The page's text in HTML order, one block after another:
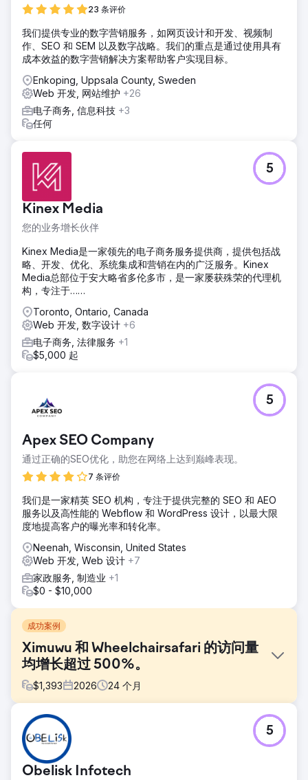
23 条评价
我们提供专业的数字营销服务，如网页设计和开发、视频制
作、SEO 和 SEM 以及数字战略。我们的重点是通过使用具有
成本效益的数字营销解决方案帮助客户实现目标。
Enkoping, Uppsala County, Sweden
Web 开发, 网站维护 +26
电子商务, 信息科技 +3
任何
Kinex Media
您的业务增长伙伴
5
Kinex Media是一家领先的电子商务服务提供商，提供包括战
略、开发、优化、系统集成和营销在内的广泛服务。Kinex
Media总部位于安大略省多伦多市，是一家屡获殊荣的代理机
构，专注于……
Toronto, Ontario, Canada
Web 开发, 数字设计 +6
电子商务, 法律服务 +1
$5,000 起
Apex SEO Company
通过正确的SEO优化，助您在网络上达到巅峰表现。
7 条评价
5
我们是一家精英 SEO 机构，专注于提供完整的 SEO 和 AEO
服务以及高性能的 Webflow 和 WordPress 设计，以最大限
度地提高客户的曝光率和转化率。
Neenah, Wisconsin, United States
Web 开发, Web 设计 +7
家政服务, 制造业 +1
$0 - $10,000
成功案例
Ximuwu 和 Wheelchairsafari 的访问量
均增长超过 500%。
$1,393 2026 24 个月
挑战
这两个网站都需要清理，它们的网站技术状况不佳，存在大量
有害的反向链接，自然搜索排名也很低。问题包括抓取错误、
警告、死链以及未解决的技术SEO故障，这些都影响了排名。
这两个网站都没有结构化的SEO策略、内容计划或监控流程。
Obelisk Infotech
5